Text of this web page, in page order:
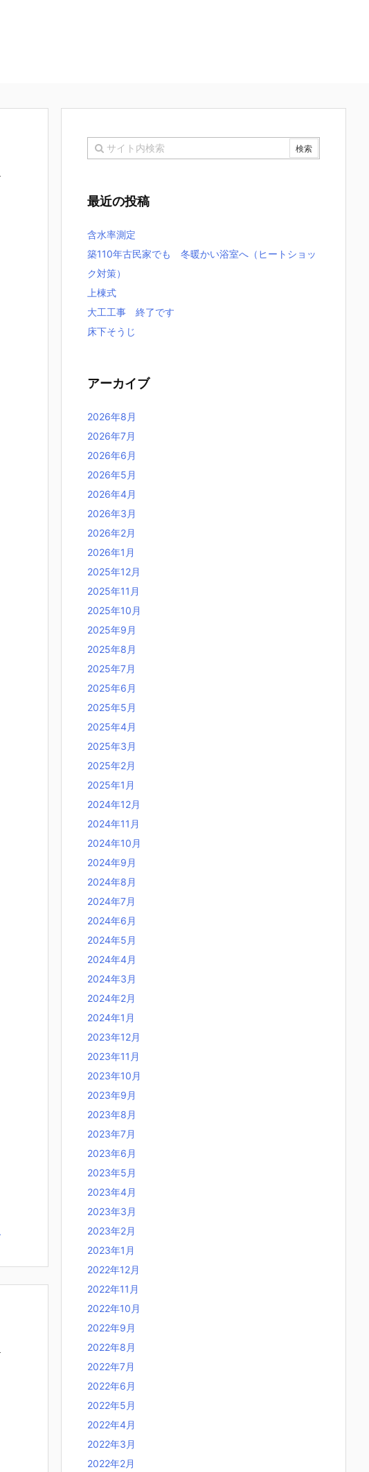
最近の投稿
含水率測定
築110年古民家でも 冬暖かい浴室へ（ヒートショッ
ク対策）
上棟式
大工工事 終了です
床下そうじ
アーカイブ
2026年8月
2026年7月
2026年6月
2026年5月
2026年4月
2026年3月
2026年2月
2026年1月
2025年12月
2025年11月
2025年10月
2025年9月
2025年8月
2025年7月
2025年6月
2025年5月
2025年4月
2025年3月
2025年2月
2025年1月
2024年12月
2024年11月
2024年10月
2024年9月
2024年8月
2024年7月
2024年6月
2024年5月
2024年4月
2024年3月
2024年2月
2024年1月
2023年12月
2023年11月
2023年10月
2023年9月
2023年8月
2023年7月
2023年6月
2023年5月
2023年4月
2023年3月
2023年2月
2023年1月
2022年12月
2022年11月
2022年10月
2022年9月
2022年8月
2022年7月
2022年6月
2022年5月
2022年4月
2022年3月
2022年2月